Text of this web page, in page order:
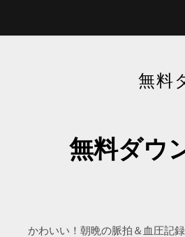
無料
無料ダウ
かわいい！朝晩の脈拍＆血圧記